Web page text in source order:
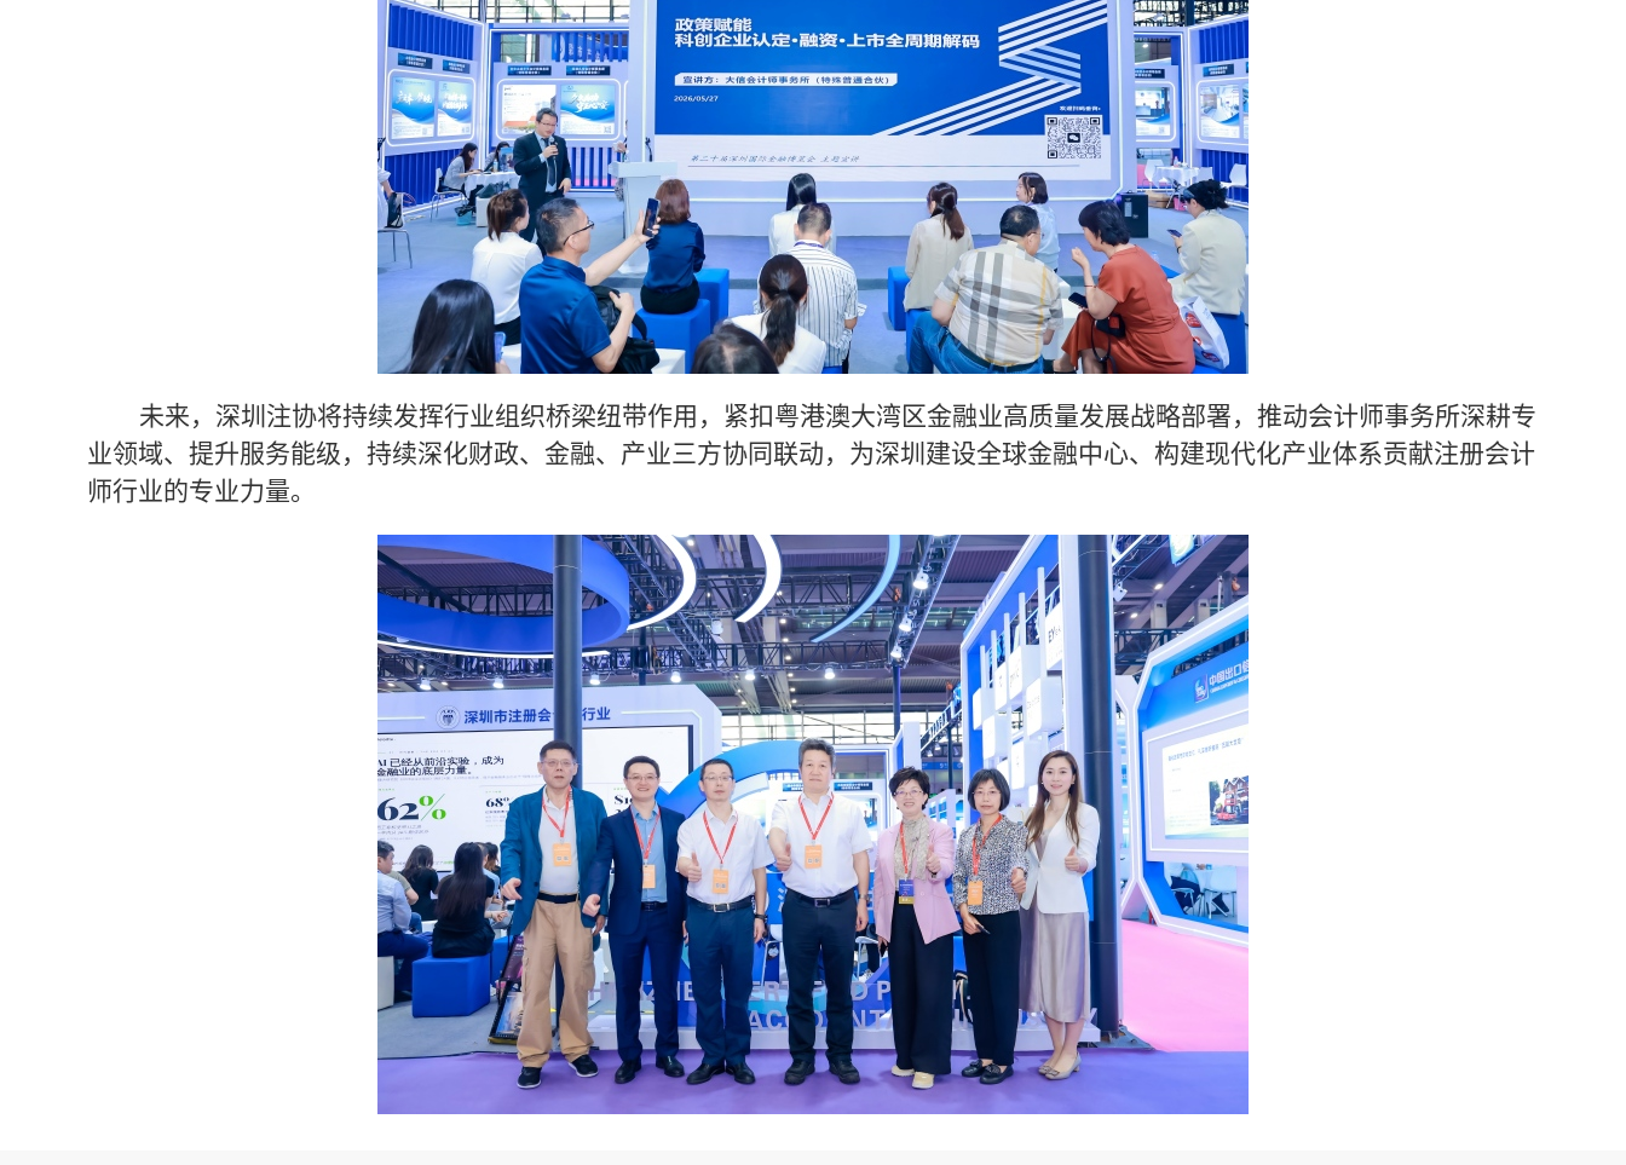
未来，深圳注协将持续发挥行业组织桥梁纽带作用，紧扣粤港澳大湾区金融业高质量发展战略部署，推动会计师事务所深耕专
业领域、提升服务能级，持续深化财政、金融、产业三方协同联动，为深圳建设全球金融中心、构建现代化产业体系贡献注册会计
师行业的专业力量。